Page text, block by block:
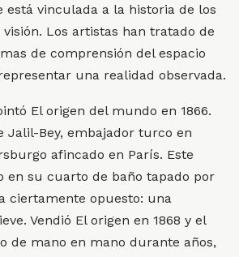
está vinculada a la historia de los
Los artistas han tratado de
de comprensión del espacio
una realidad observada.
El origen del mundo en 1866.
Jalil-Bey, embajador turco en
afincado en París. Este
en su cuarto de baño tapado por
ciertamente opuesto: una
Vendió El origen en 1868 y el
de mano en mano durante años,